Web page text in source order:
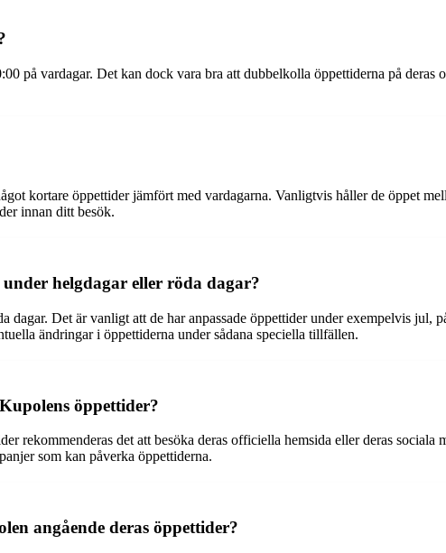
på vardagar. Det kan dock vara bra att dubbelkolla öppettiderna på
kortare öppettider jämfört med vardagarna. Vanligtvis håller de öppet
innan ditt besök.
helgdagar eller röda dagar?
dagar. Det är vanligt att de har anpassade öppettider under exempelvis jul,
ändringar i öppettiderna under sådana speciella tillfällen.
öppettider?
rekommenderas det att besöka deras officiella hemsida eller deras
som kan påverka öppettiderna.
angående deras öppettider?